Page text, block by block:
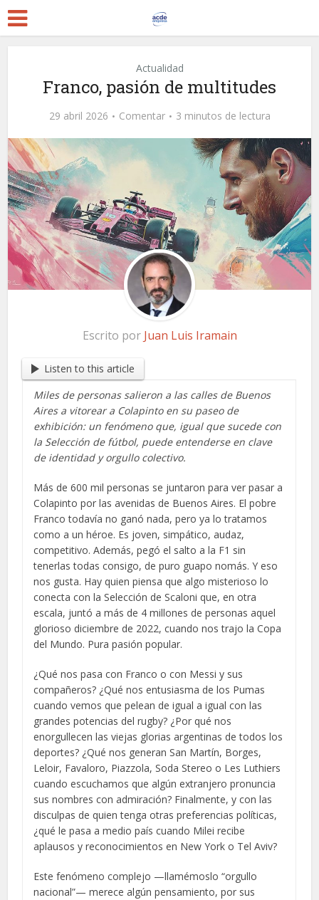
Actualidad
Franco, pasión de multitudes
29 abril 2026 Comentar 3 minutos de lectura
Escrito por Juan Luis Iramain
Listen to this article
Miles de personas salieron a las calles de Buenos
Aires a vitorear a Colapinto en su paseo de
exhibición: un fenómeno que, igual que sucede con
la Selección de fútbol, puede entenderse en clave
de identidad y orgullo colectivo.
Más de 600 mil personas se juntaron para ver pasar a
Colapinto por las avenidas de Buenos Aires. El pobre
Franco todavía no ganó nada, pero ya lo tratamos
como a un héroe. Es joven, simpático, audaz,
competitivo. Además, pegó el salto a la F1 sin
tenerlas todas consigo, de puro guapo nomás. Y eso
nos gusta. Hay quien piensa que algo misterioso lo
conecta con la Selección de Scaloni que, en otra
escala, juntó a más de 4 millones de personas aquel
glorioso diciembre de 2022, cuando nos trajo la Copa
del Mundo. Pura pasión popular.
¿Qué nos pasa con Franco o con Messi y sus
compañeros? ¿Qué nos entusiasma de los Pumas
cuando vemos que pelean de igual a igual con las
grandes potencias del rugby? ¿Por qué nos
enorgullecen las viejas glorias argentinas de todos los
deportes? ¿Qué nos generan San Martín, Borges,
Leloir, Favaloro, Piazzola, Soda Stereo o Les Luthiers
cuando escuchamos que algún extranjero pronuncia
sus nombres con admiración? Finalmente, y con las
disculpas de quien tenga otras preferencias políticas,
¿qué le pasa a medio país cuando Milei recibe
aplausos y reconocimientos en New York o Tel Aviv?
Este fenómeno complejo —llamémoslo “orgullo
nacional”— merece algún pensamiento, por sus